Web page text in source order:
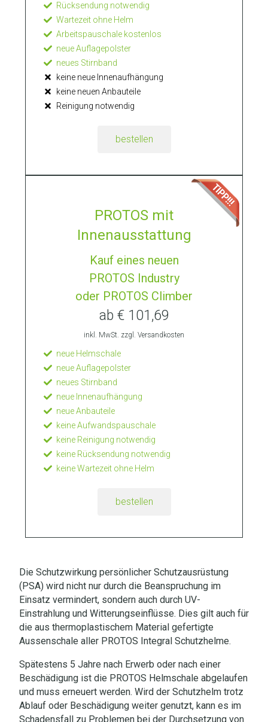
Rücksendung notwendig
Wartezeit ohne Helm
Arbeitspauschale kostenlos
neue Auflagepolster
neues Stirnband
keine neue Innenaufhängung
keine neuen Anbauteile
Reinigung notwendig
bestellen
PROTOS mit
Innenausstattung
Kauf eines neuen
PROTOS Industry
oder PROTOS Climber
ab € 101,69
inkl. MwSt. zzgl. Versandkosten
neue Helmschale
neue Auflagepolster
neues Stirnband
neue Innenaufhängung
neue Anbauteile
keine Aufwandspauschale
keine Reinigung notwendig
keine Rücksendung notwendig
keine Wartezeit ohne Helm
bestellen
Die Schutzwirkung persönlicher Schutzausrüstung
(PSA) wird nicht nur durch die Beanspruchung im
Einsatz vermindert, sondern auch durch UV-
Einstrahlung und Witterungseinflüsse. Dies gilt auch für
die aus thermoplastischem Material gefertigte
Aussenschale aller PROTOS Integral Schutzhelme.
Spätestens 5 Jahre nach Erwerb oder nach einer
Beschädigung ist die PROTOS Helmschale abgelaufen
und muss erneuert werden. Wird der Schutzhelm trotz
Ablauf oder Beschädigung weiter genutzt, kann es im
Schadensfall zu Problemen bei der Durchsetzung von